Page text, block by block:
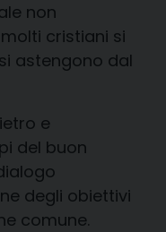
non
cristiani si
astengono dal
e
del buon
degli obiettivi
comune.